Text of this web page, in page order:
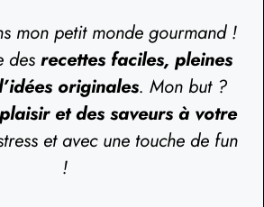
mon petit monde gourmand !
des recettes faciles, pleines
originales. Mon but ?
et des saveurs à votre
et avec une touche de fun
!